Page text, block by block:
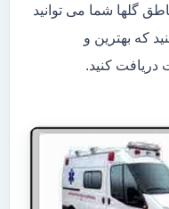
گلها شما می توانید
که بهترین و
دریافت کنید.